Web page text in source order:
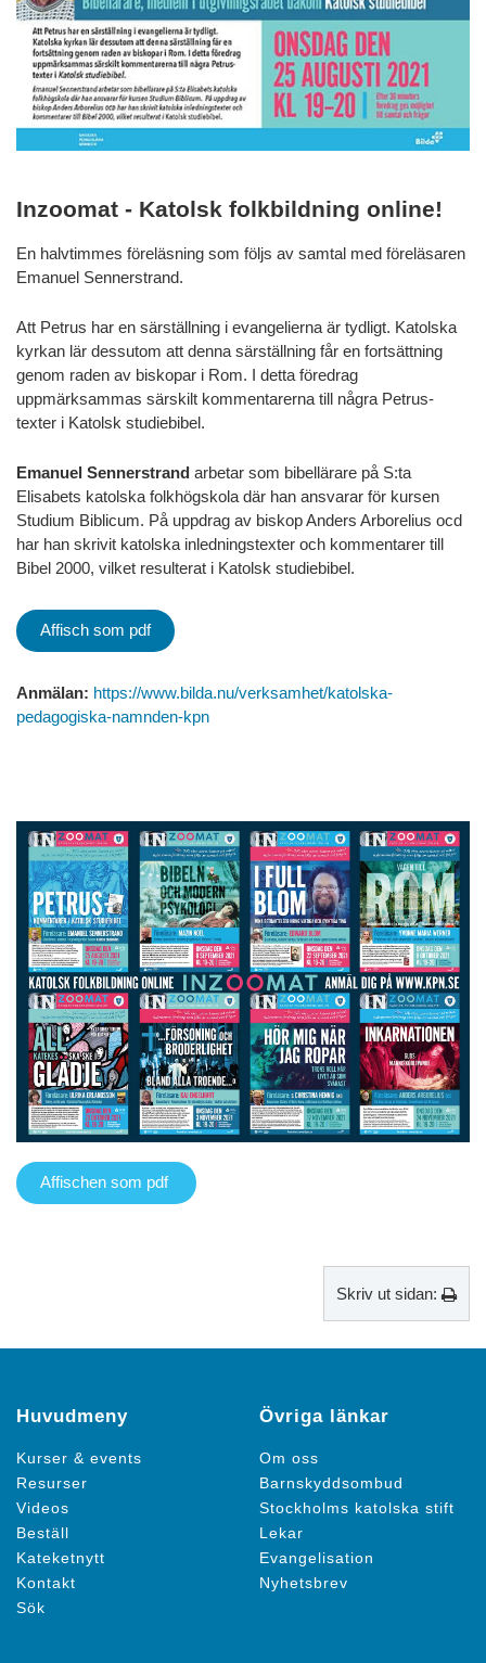
Inzoomat - Katolsk folkbildning online!
En halvtimmes föreläsning som följs av samtal med föreläsaren
Emanuel Sennerstrand.
Att Petrus har en särställning i evangelierna är tydligt. Katolska
kyrkan lär dessutom att denna särställning får en fortsättning
genom raden av biskopar i Rom. I detta föredrag
uppmärksammas särskilt kommentarerna till några Petrus-
texter i Katolsk studiebibel.
Emanuel Sennerstrand arbetar som bibellärare på S:ta
Elisabets katolska folkhögskola där han ansvarar för kursen
Studium Biblicum. På uppdrag av biskop Anders Arborelius ocd
har han skrivit katolska inledningstexter och kommentarer till
Bibel 2000, vilket resulterat i Katolsk studiebibel.
Affisch som pdf
Anmälan: https://www.bilda.nu/verksamhet/katolska-
pedagogiska-namnden-kpn
Affischen som pdf
Skriv ut sidan:
Huvudmeny
Kurser & events
Resurser
Videos
Beställ
Kateketnytt
Kontakt
Sök
Övriga länkar
Om oss
Barnskyddsombud
Stockholms katolska stift
Lekar
Evangelisation
Nyhetsbrev